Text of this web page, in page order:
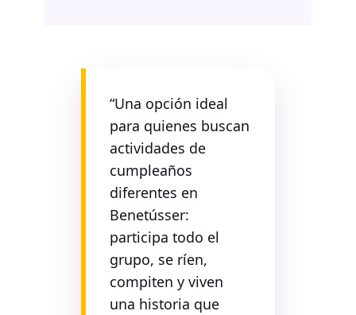
“Una opción ideal
para quienes buscan
actividades de
cumpleaños
diferentes en
Benetússer:
participa todo el
grupo, se ríen,
compiten y viven
una historia que